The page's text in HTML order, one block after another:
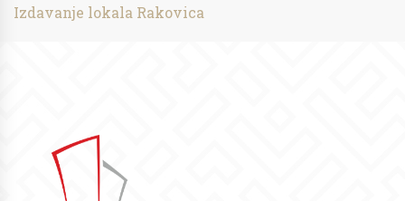
Izdavanje lokala Rakovica